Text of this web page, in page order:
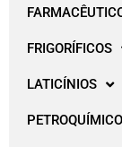
FRIGORÍFICOS
LATICÍNIOS
PETROQUÍMICO